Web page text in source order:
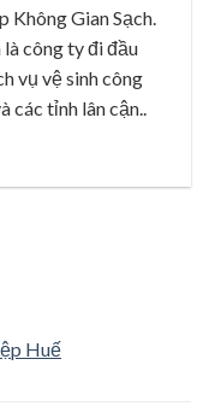
Không Gian Sạch.
là công ty đi đầu
vụ vệ sinh công
các tỉnh lân cận..
Huế